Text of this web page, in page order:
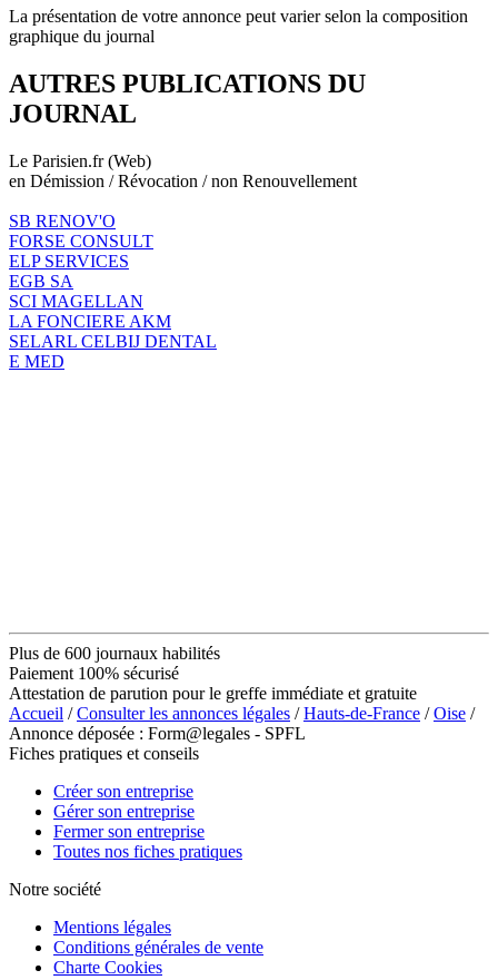
La présentation de votre annonce peut varier selon la composition
graphique du journal
AUTRES PUBLICATIONS DU
JOURNAL
Le Parisien.fr (Web)
en Démission / Révocation / non Renouvellement
SB RENOV'O
FORSE CONSULT
ELP SERVICES
EGB SA
SCI MAGELLAN
LA FONCIERE AKM
SELARL CELBIJ DENTAL
E MED
Plus de 600 journaux habilités
Paiement 100% sécurisé
Attestation de parution pour le greffe immédiate et gratuite
Accueil /Consulter les annonces légales /Hauts-de-France /Oise /
Annonce déposée : Form@legales - SPFL
Fiches pratiques et conseils
Créer son entreprise
Gérer son entreprise
Fermer son entreprise
Toutes nos fiches pratiques
Notre société
Mentions légales
Conditions générales de vente
Charte Cookies